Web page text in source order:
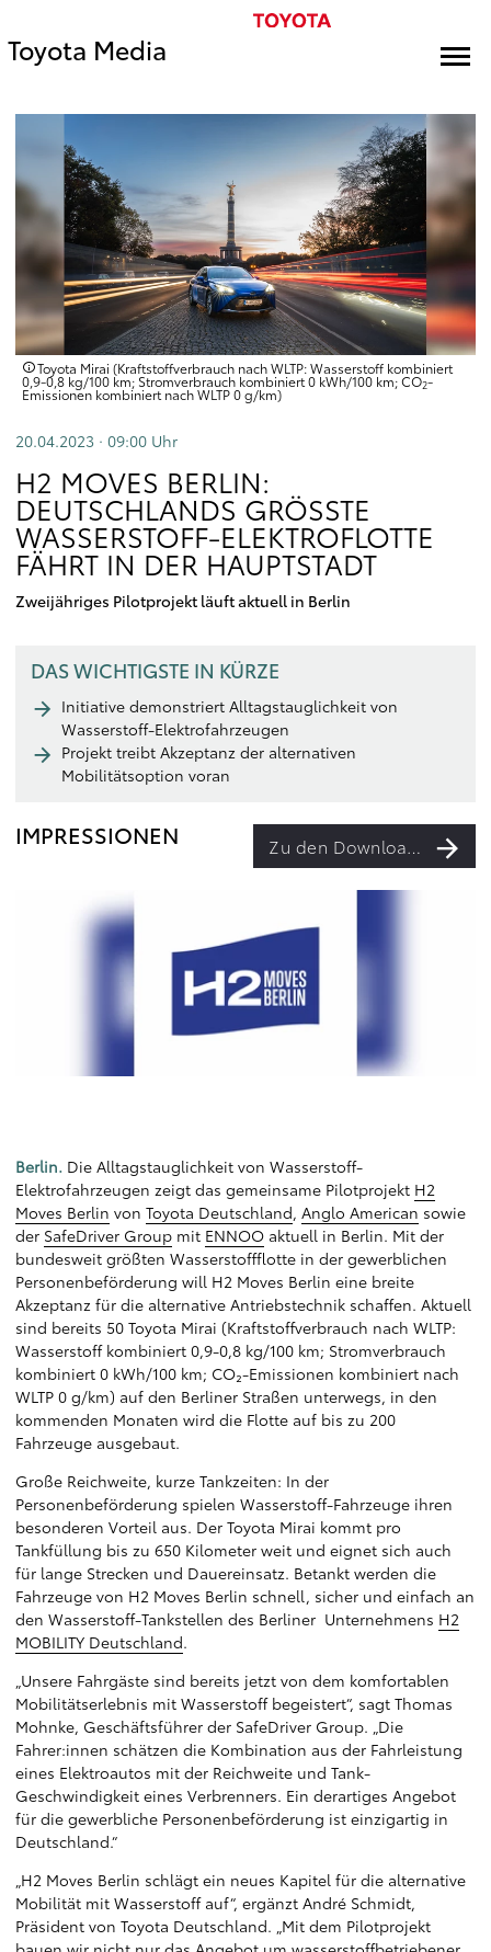
Toyota Media
Toyota Mirai (Kraftstoffverbrauch nach WLTP: Wasserstoff kombiniert
0,9-0,8 kg/100 km; Stromverbrauch kombiniert 0 kWh/100 km; CO2-
Emissionen kombiniert nach WLTP 0 g/km)
20.04.2023 · 09:00 Uhr
H2 MOVES BERLIN:
DEUTSCHLANDS GRÖSSTE W
ASSERSTOFF-ELEKTROFLOTTE F
ÄHRT IN DER HAUPTSTADT
Zweijähriges Pilotprojekt läuft aktuell in Berlin
DAS WICHTIGSTE IN KÜRZE
Initiative demonstriert Alltagstauglichkeit von
Wasserstoff-Elektrofahrzeugen
Projekt treibt Akzeptanz der alternativen
Mobilitätsoption voran
IMPRESSIONEN Zu den Downloads
Berlin. Die Alltagstauglichkeit von Wasserstoff-
Elektrofahrzeugen zeigt das gemeinsame Pilotprojekt H2
Moves Berlin von Toyota Deutschland, Anglo American sowie
der SafeDriver Group mit ENNOO aktuell in Berlin. Mit der
bundesweit größten Wasserstoffflotte in der gewerblichen
Personenbeförderung will H2 Moves Berlin eine breite
Akzeptanz für die alternative Antriebstechnik schaffen. Aktuell
sind bereits 50 Toyota Mirai (Kraftstoffverbrauch nach WLTP:
Wasserstoff kombiniert 0,9-0,8 kg/100 km; Stromverbrauch
kombiniert 0 kWh/100 km; CO₂-Emissionen kombiniert nach
WLTP 0 g/km) auf den Berliner Straßen unterwegs, in den
kommenden Monaten wird die Flotte auf bis zu 200
Fahrzeuge ausgebaut.
Große Reichweite, kurze Tankzeiten: In der
Personenbeförderung spielen Wasserstoff-Fahrzeuge ihren
besonderen Vorteil aus. Der Toyota Mirai kommt pro
Tankfüllung bis zu 650 Kilometer weit und eignet sich auch
für lange Strecken und Dauereinsatz. Betankt werden die
Fahrzeuge von H2 Moves Berlin schnell, sicher und einfach an
den Wasserstoff-Tankstellen des Berliner Unternehmens H2
MOBILITY Deutschland.
„Unsere Fahrgäste sind bereits jetzt von dem komfortablen
Mobilitätserlebnis mit Wasserstoff begeistert“, sagt Thomas
Mohnke, Geschäftsführer der SafeDriver Group. „Die
Fahrer:innen schätzen die Kombination aus der Fahrleistung
eines Elektroautos mit der Reichweite und Tank-
Geschwindigkeit eines Verbrenners. Ein derartiges Angebot
für die gewerbliche Personenbeförderung ist einzigartig in
Deutschland.“
„H2 Moves Berlin schlägt ein neues Kapitel für die alternative
Mobilität mit Wasserstoff auf“, ergänzt André Schmidt,
Präsident von Toyota Deutschland. „Mit dem Pilotprojekt